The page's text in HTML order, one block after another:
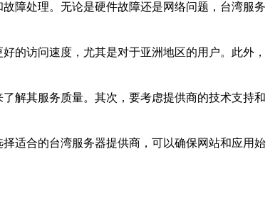
障处理。无论是硬件故障还是网络问题，台湾服务
的访问速度，尤其是对于亚洲地区的用户。此外，
解其服务质量。其次，要考虑提供商的技术支持和
适合的台湾服务器提供商，可以确保网站和应用始